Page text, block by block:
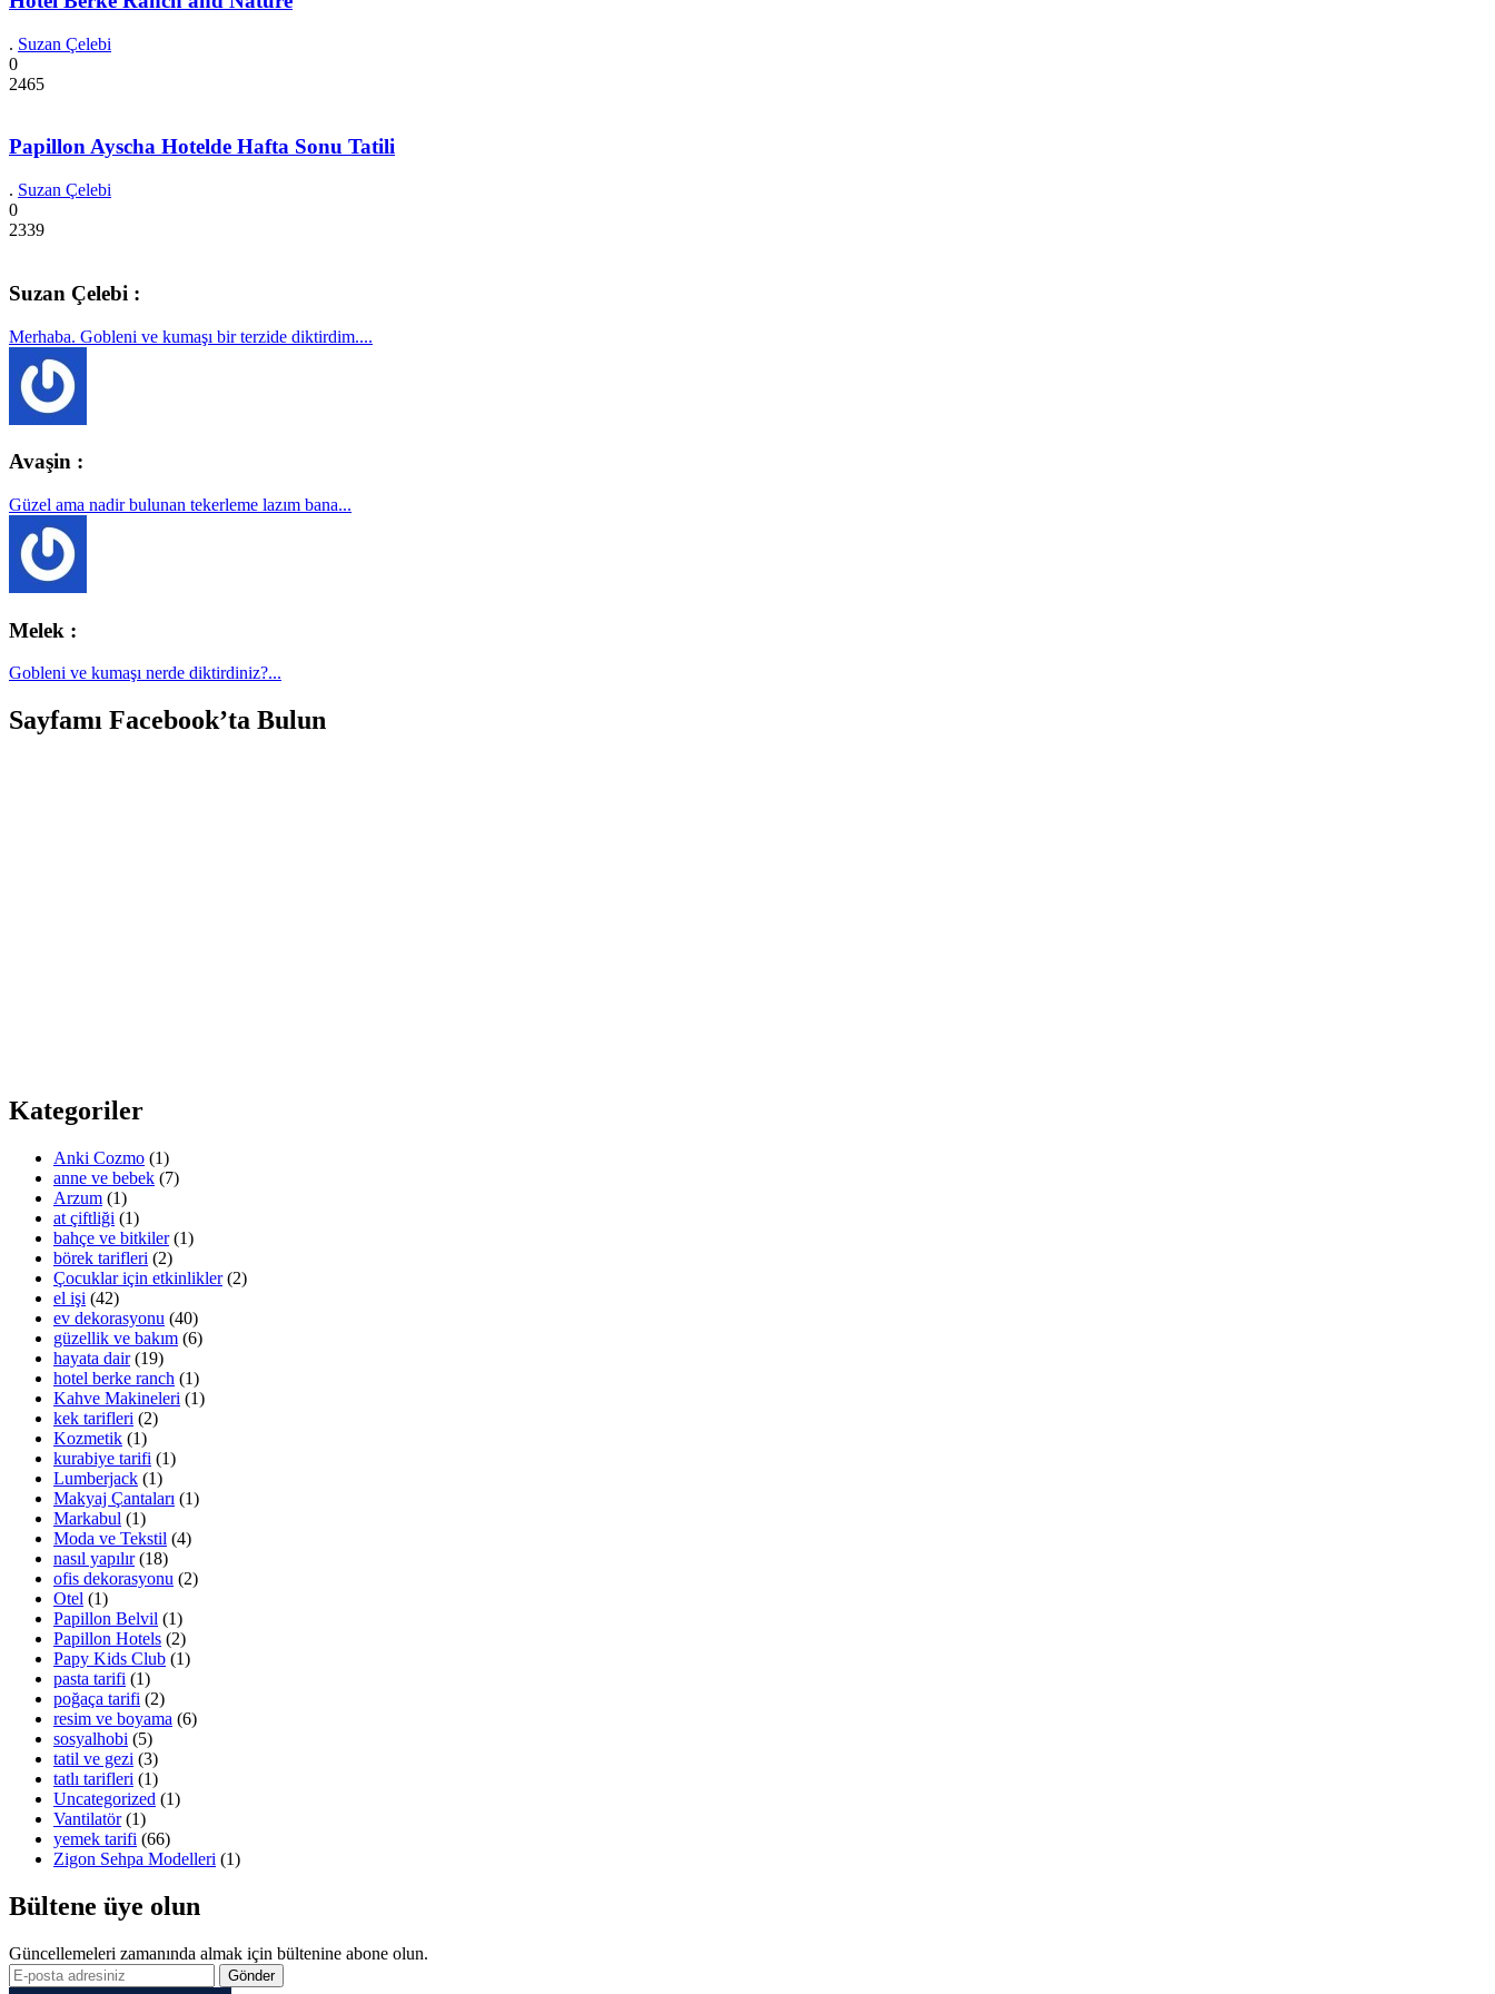
. Suzan Çelebi
0
2465
Papillon Ayscha Hotelde Hafta Sonu Tatili
. Suzan Çelebi
0
2339
Suzan Çelebi :
Merhaba. Gobleni ve kumaşı bir terzide diktirdim....
Avaşin :
Güzel ama nadir bulunan tekerleme lazım bana...
Melek :
Gobleni ve kumaşı nerde diktirdiniz?...
Sayfamı Facebook’ta Bulun
Kategoriler
Anki Cozmo (1)
anne ve bebek (7)
Arzum (1)
at çiftliği (1)
bahçe ve bitkiler(1)
börek tarifleri (2)
Çocuklar için etkinlikler(2)
el işi (42)
ev dekorasyonu (40)
güzellik ve bakım (6)
hayata dair(19)
hotel berke ranch (1)
Kahve Makineleri (1)
kek tarifleri (2)
Kozmetik (1)
kurabiye tarifi (1)
Lumberjack (1)
Makyaj Çantaları (1)
Markabul (1)
Moda ve Tekstil (4)
nasıl yapılır(18)
ofis dekorasyonu (2)
Otel (1)
Papillon Belvil (1)
Papillon Hotels (2)
Papy Kids Club (1)
pasta tarifi (1)
poğaça tarifi (2)
resim ve boyama (6)
sosyalhobi (5)
tatil ve gezi (3)
tatlı tarifleri (1)
Uncategorized (1)
Vantilatör(1)
yemek tarifi (66)
Zigon Sehpa Modelleri (1)
Bültene üye olun
Güncellemeleri zamanında almak için bültenine abone olun.